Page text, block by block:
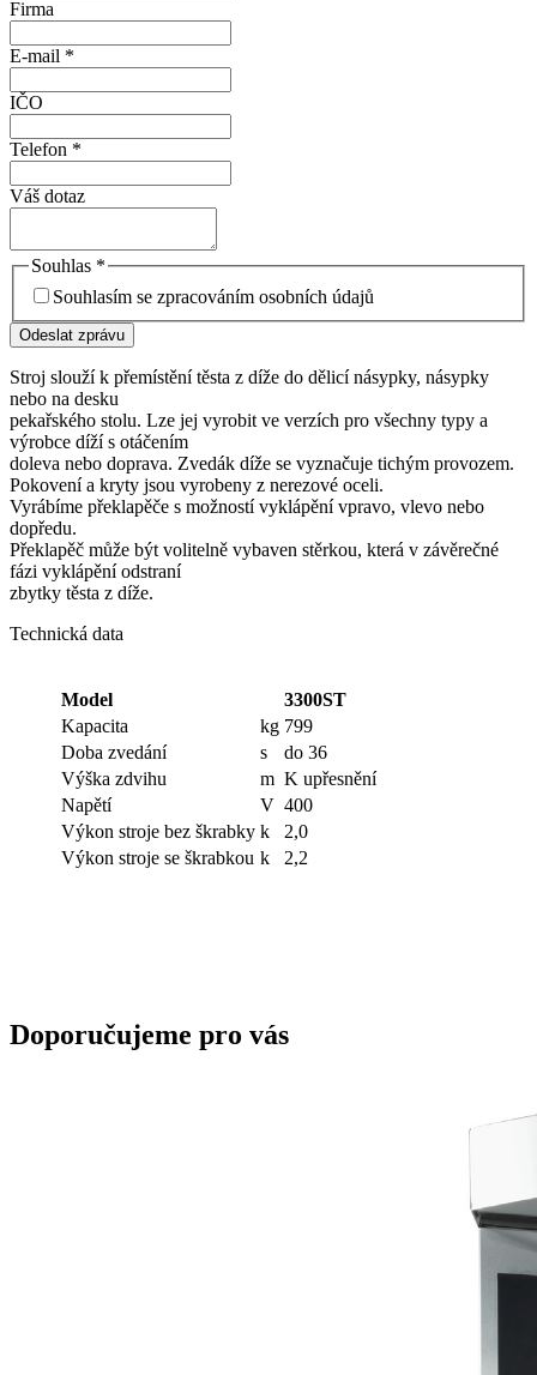
Firma
E-mail *
IČO
Telefon *
Váš dotaz
Souhlas *
Souhlasím se zpracováním osobních údajů
Odeslat zprávu
Stroj slouží k přemístění těsta z díže do dělicí násypky, násypky
nebo na desku
pekařského stolu. Lze jej vyrobit ve verzích pro všechny typy a
výrobce díží s otáčením
doleva nebo doprava. Zvedák díže se vyznačuje tichým provozem.
Pokovení a kryty jsou vyrobeny z nerezové oceli.
Vyrábíme překlapěče s možností vyklápění vpravo, vlevo nebo
dopředu.
Překlapěč může být volitelně vybaven stěrkou, která v závěrečné
fázi vyklápění odstraní
zbytky těsta z díže.
Technická data
Model
3300ST
Kapacita
kg 799
Doba zvedání
s
do 36
Výška zdvihu
m K upřesnění
Napětí
V 400
Výkon stroje bez škrabky k
2,0
Výkon stroje se škrabkou k 2,2
Doporučujeme pro vás